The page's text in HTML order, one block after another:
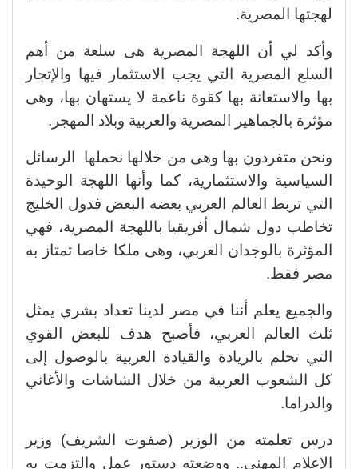
لهجتها المصرية.
وأكد لي أن اللهجة المصرية هى سلعة من أهم
السلع المصرية التي يجب الاستثمار فيها والإتجار
بها والاستعانة بها كقوة ناعمة لا يستهان بها، وهى
مؤثرة بالجماهير المصرية والعربية وبلاد المهجر.
ونحن متفردون بها وهى من خلالها نحملها الرسائل
السياسية والاستثمارية، كما وأنها اللهجة الوحيدة
التي تربط العالم العربي بعضه البعض فدول الخليج
تخاطب دول شمال أفريقيا باللهجة المصرية، فهي
المؤثرة بالوجدان العربي، وهى ملكا خاصا تمتاز به
مصر فقط.
والجميع يعلم أننا في مصر لدينا تعداد بشري يمثل
ثلث العالم العربي، فأصبح هدف للبعض القوي
التي تحلم بالريادة والقيادة العربية بالوصول إلى
كل الشعوب العربية من خلال الشاشات والأغاني
والدراما.
درس تعلمته من الوزير (صفوت الشريف) وزير
الإعلام المهني.. ووضعته دستور عمل والتزمت به